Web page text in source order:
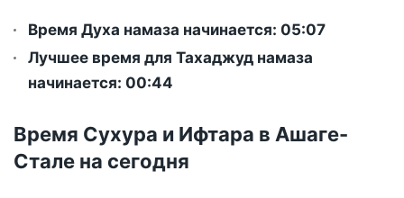
Время Духа намаза начинается: 05:07
Лучшее время для Тахаджуд намаза
начинается: 00:44
Время Сухура и Ифтара в Ашаге-
Стале на сегодня